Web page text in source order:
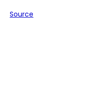
Source